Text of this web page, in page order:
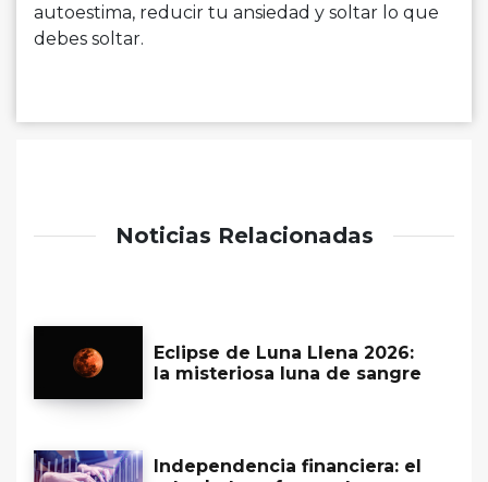
autoestima, reducir tu ansiedad y soltar lo que
debes soltar.
Noticias Relacionadas
Eclipse de Luna Llena 2026:
la misteriosa luna de sangre
Independencia financiera: el